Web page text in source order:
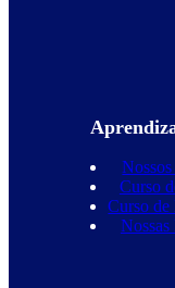
Curso
Curso de
Nossas